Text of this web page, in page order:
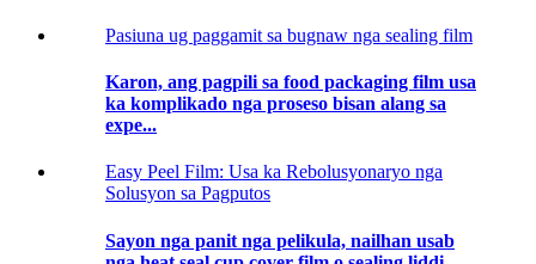
Pasiuna ug paggamit sa bugnaw nga sealing film
Karon, ang pagpili sa food packaging film usa
ka komplikado nga proseso bisan alang sa
expe...
Easy Peel Film: Usa ka Rebolusyonaryo nga
Solusyon sa Pagputos
Sayon nga panit nga pelikula, nailhan usab